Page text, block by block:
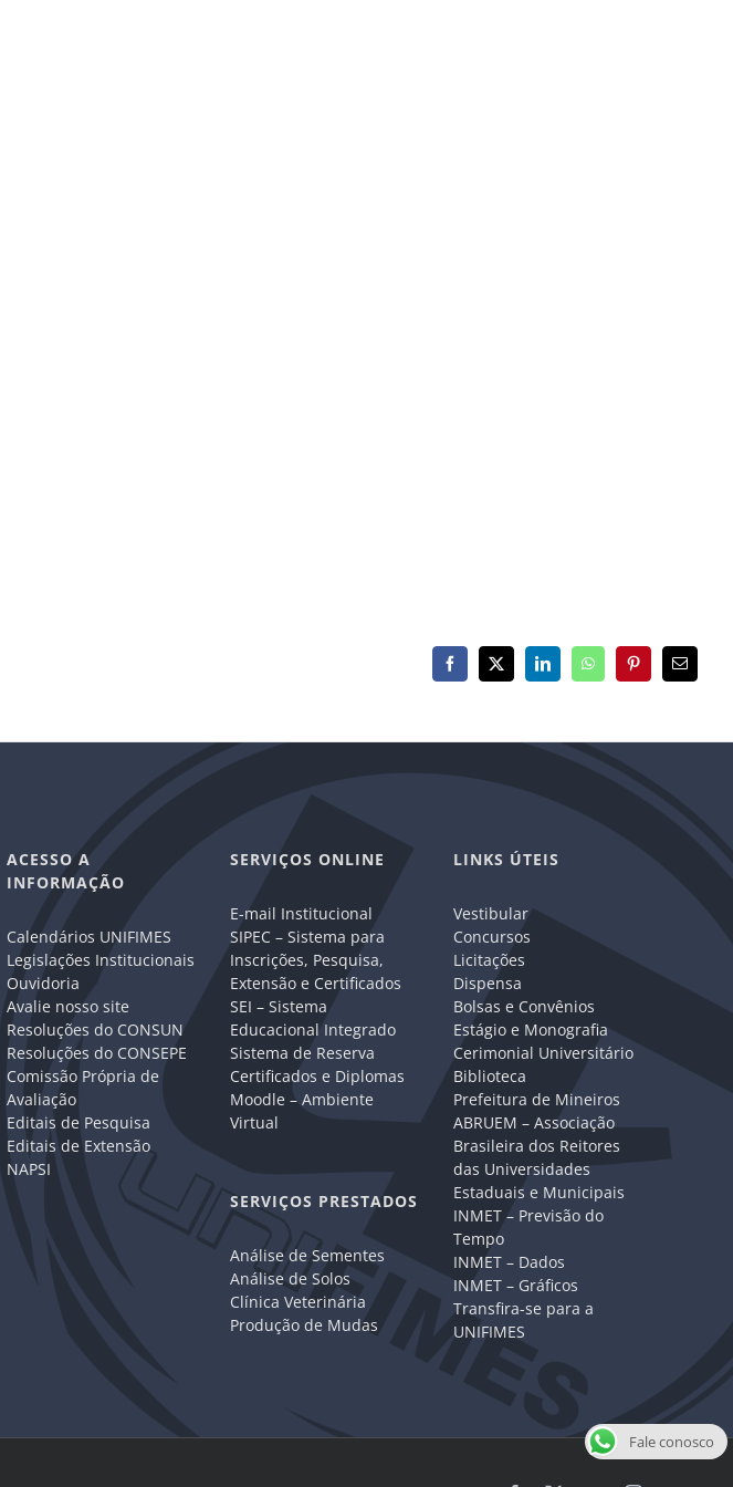
Facebook
X LinkedInWhatsAppPinterest
E-
mail
ACESSO A
INFORMAÇÃO
Calendários UNIFIMES
Legislações Institucionais
Ouvidoria
Avalie nosso site
Resoluções do CONSUN
Resoluções do CONSEPE
Comissão Própria de
Avaliação
Editais de Pesquisa
Editais de Extensão
NAPSI
SERVIÇOS ONLINE
E-mail Institucional
SIPEC – Sistema para
Inscrições, Pesquisa,
Extensão e Certificados
SEI – Sistema
Educacional Integrado
Sistema de Reserva
Certificados e Diplomas
Moodle – Ambiente
Virtual
SERVIÇOS PRESTADOS
Análise de Sementes
Análise de Solos
Clínica Veterinária
Produção de Mudas
LINKS ÚTEIS
Vestibular
Concursos
Licitações
Dispensa
Bolsas e Convênios
Estágio e Monografia
Cerimonial Universitário
Biblioteca
Prefeitura de Mineiros
ABRUEM – Associação
Brasileira dos Reitores
das Universidades
Estaduais e Municipais
INMET – Previsão do
Tempo
INMET – Dados
INMET – Gráficos
Transfira-se para a
UNIFIMES
Fale conosco